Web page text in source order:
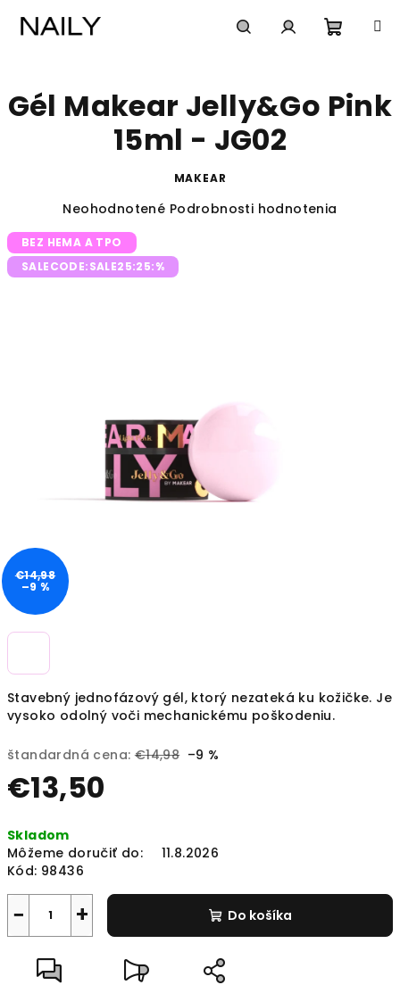
košík
Stavebný jednofázový gél, ktorý nezateká ku kožičke. Je
vysoko odolný voči mechanickému poškodeniu.
štandardná cena: €14,98 –9 %
€13,50
cena:
Skladom
Môžeme doručiť do:
11.8.2026
Kód: 98436
+
− Do košíka
Gél Makear Jelly&Go Pink
15ml - JG02
MAKEAR
Priemerné
produktu
je
0,0
Neohodnotené Podrobnosti hodnotenia
BEZ HEMA A TPO
SALECODE:SALE25:25:%
€14,98
–9 %